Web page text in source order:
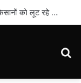
बंद कमरे से विज्ञप्ति जारी कर कोरमपूर्ति कर रहे डीएओ, किसानों को लूट रहे निजी दुकानदार